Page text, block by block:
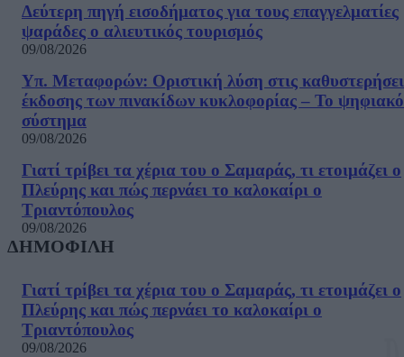
Δεύτερη πηγή εισοδήματος για τους επαγγελματίες
ψαράδες ο αλιευτικός τουρισμός
09/08/2026
Υπ. Μεταφορών: Οριστική λύση στις
έκδοσης των πινακίδων κυκλοφορίας – Το ψηφιακό
σύστημα
09/08/2026
Γιατί τρίβει τα χέρια του ο Σαμαράς, τι ετοιμάζει ο
Πλεύρης και πώς περνάει το καλοκαίρι ο
Τριαντόπουλος
09/08/2026
ΔΗΜΟΦΙΛΗ
Γιατί τρίβει τα χέρια του ο Σαμαράς, τι ετοιμάζει ο
Πλεύρης και πώς περνάει το καλοκαίρι ο
Τριαντόπουλος
09/08/2026